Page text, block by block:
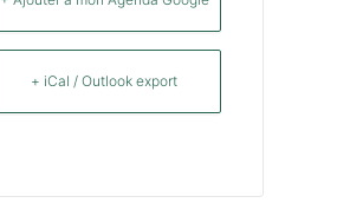
+ iCal / Outlook export